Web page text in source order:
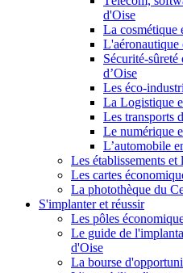
d'Oise
La cosmétique
L'aéronautique
Sécurité-sûreté
d’Oise
Les éco-
La Logistique
Les transports
Le numérique
L’automobile
Les établissements
Les cartes
La photothèque du
S'implanter et réussir
Les pôles
Le guide de
d'Oise
La bourse